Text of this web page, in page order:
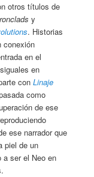
otros títulos de
y
. Historias
conexión
en el
en
conLinaje
como
de ese
ese narrador que
piel de un
a ser el Neo en